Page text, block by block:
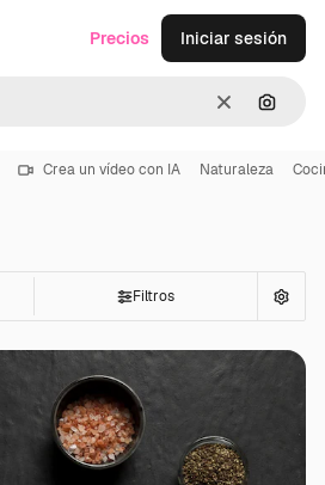
Borrar
Precios Iniciar sesión
Crea un vídeo con IA Naturaleza
Filtros